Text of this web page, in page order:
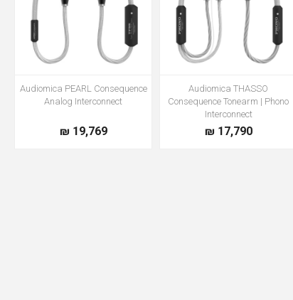
Audiomica THASSO
Consequence Tonearm | Phono
Interconnect
17,790 ₪
Audiomica PEARL Consequence
Analog Interconnect
19,769 ₪